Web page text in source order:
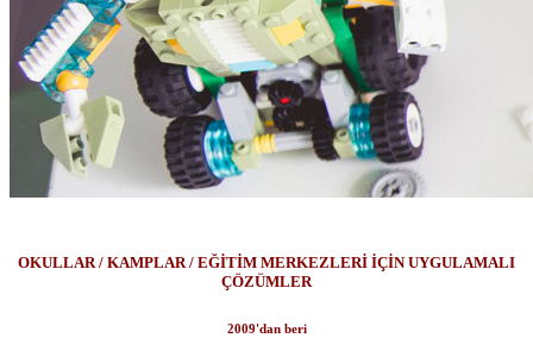
OKULLAR / KAMPLAR / EĞİTİM MERKEZLERİ İÇİN UYGULAMALI
ÇÖZÜMLER
2009'dan beri